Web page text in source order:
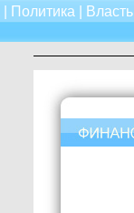
Политика Власть